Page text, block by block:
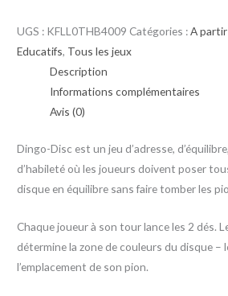
UGS : KFLL0THB4009 Catégories :A
Educatifs, Tous les jeux
Description
Informations complémentaires
Avis (0)
Dingo-Disc est un jeu d’adresse,
d’habileté où les joueurs doivent poser
disque en équilibre sans faire tomber les
Chaque joueur à son tour lance les 2 dés.
détermine la zone de couleurs du disque –
l’emplacement de son pion.